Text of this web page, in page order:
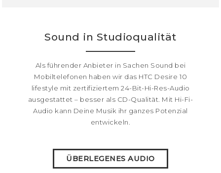
Sound in Studioqualität
Als führender Anbieter in Sachen Sound bei
Mobiltelefonen haben wir das HTC Desire 10
lifestyle mit zertifiziertem 24-Bit-Hi-Res-Audio
ausgestattet – besser als CD-Qualität. Mit Hi-Fi-
Audio kann Deine Musik ihr ganzes Potenzial
entwickeln.
ÜBERLEGENES AUDIO